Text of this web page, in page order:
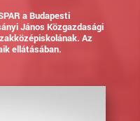
a Budapesti
János Közgazdasági
Az
ellátásában.